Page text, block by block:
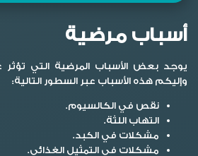
أسباب مرضية
يوجد بعض الأسباب المرضية التي تؤثر
وإليكم هذه الأسباب عبر السطور التالية:
نقص في الكالسيوم.
التهاب اللثة.
مشكلات في الكبد.
مشكلات في التمثيل الغذائي.